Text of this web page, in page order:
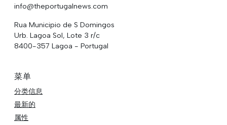
info@theportugalnews.com
Rua Municipio de S Domingos
Urb. Lagoa Sol, Lote 3 r/c
8400-357 Lagoa - Portugal
菜单
分类信息
最新的
属性